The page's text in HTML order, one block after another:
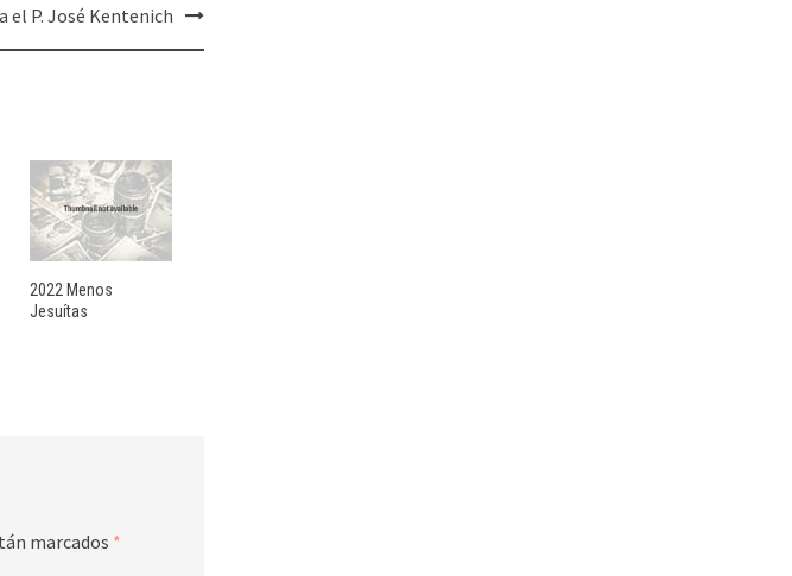
el P. José Kentenich
2022 Menos
Jesuítas
marcados *